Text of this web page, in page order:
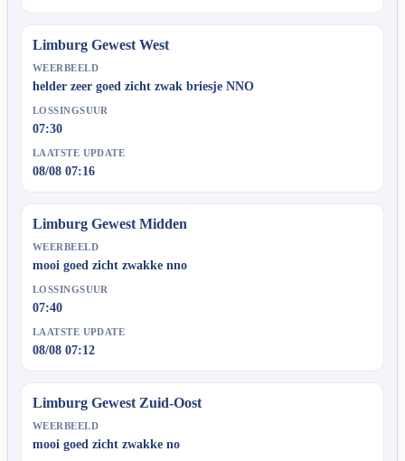
Limburg Gewest West
WEERBEELD
helder zeer goed zicht zwak briesje NNO
LOSSINGSUUR
07:30
LAATSTE UPDATE
08/08 07:16
Limburg Gewest Midden
WEERBEELD
mooi goed zicht zwakke nno
LOSSINGSUUR
07:40
LAATSTE UPDATE
08/08 07:12
Limburg Gewest Zuid-Oost
WEERBEELD
mooi goed zicht zwakke no